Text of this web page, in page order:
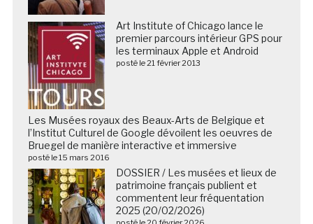
Art Institute of Chicago lance le
premier parcours intérieur GPS pour
les terminaux Apple et Android
posté le 21 février 2013
Les Musées royaux des Beaux-Arts de Belgique et
l’Institut Culturel de Google dévoilent les oeuvres de
Bruegel de manière interactive et immersive
posté le 15 mars 2016
DOSSIER / Les musées et lieux de
patrimoine français publient et
commentent leur fréquentation
2025 (20/02/2026)